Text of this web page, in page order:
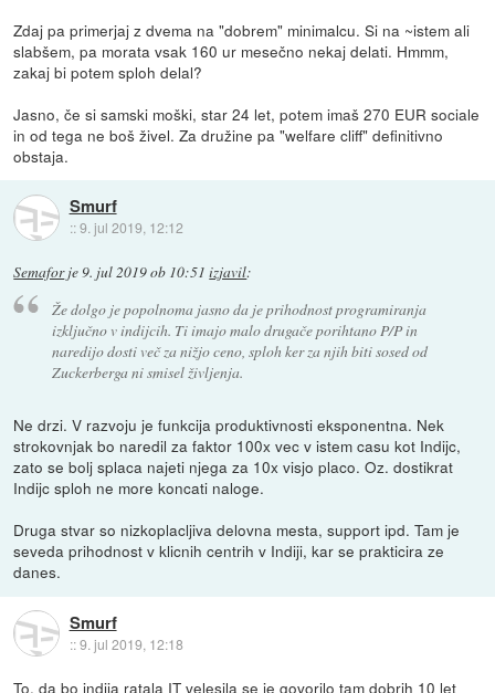
Zdaj pa primerjaj z dvema na "dobrem" minimalcu. Si na ~istem ali
slabšem, pa morata vsak 160 ur mesečno nekaj delati. Hmmm,
zakaj bi potem sploh delal?
Jasno, če si samski moški, star 24 let, potem imaš 270 EUR sociale
in od tega ne boš živel. Za družine pa "welfare cliff" definitivno
obstaja.
Smurf
::9. jul 2019, 12:12
Semaforje9. jul 2019 ob 10:51 izjavil:
Že dolgo je popolnoma jasno da je prihodnost programiranja
izključno v indijcih. Ti imajo malo drugače porihtano P/P in
naredijo dosti več za nižjo ceno, sploh ker za njih biti sosed od
Zuckerberga ni smisel življenja.
Ne drzi. V razvoju je funkcija produktivnosti eksponentna. Nek
strokovnjak bo naredil za faktor 100x vec v istem casu kot Indijc,
zato se bolj splaca najeti njega za 10x visjo placo. Oz. dostikrat
Indijc sploh ne more koncati naloge.
Druga stvar so nizkoplacljiva delovna mesta, support ipd. Tam je
seveda prihodnost v klicnih centrih v Indiji, kar se prakticira ze
danes.
Smurf
::9. jul 2019, 12:18
To, da bo indija ratala IT velesila se je govorilo tam dobrih 10 let